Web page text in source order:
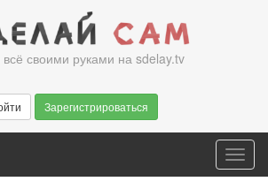
своими руками на sdelay.tv
Зарегистрироваться